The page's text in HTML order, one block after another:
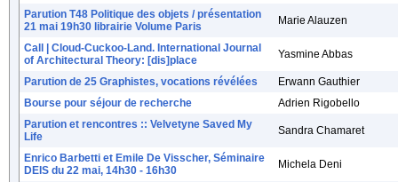
Parution T48 Politique des objets / présentation
21 mai 19h30 librairie Volume Paris
Marie Alauzen
Call | Cloud-Cuckoo-Land. International Journal
of Architectural Theory: [dis]place
Yasmine Abbas
Parution de 25 Graphistes, vocations révélées
Erwann Gauthier
Bourse pour séjour de recherche
Adrien Rigobello
Parution et rencontres :: Velvetyne Saved My
Life
Sandra Chamaret
Enrico Barbetti et Emile De Visscher, Séminaire
DEIS du 22 mai, 14h30 - 16h30
Michela Deni